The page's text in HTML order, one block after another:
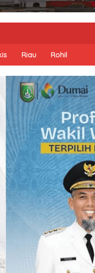
Riau Rohil